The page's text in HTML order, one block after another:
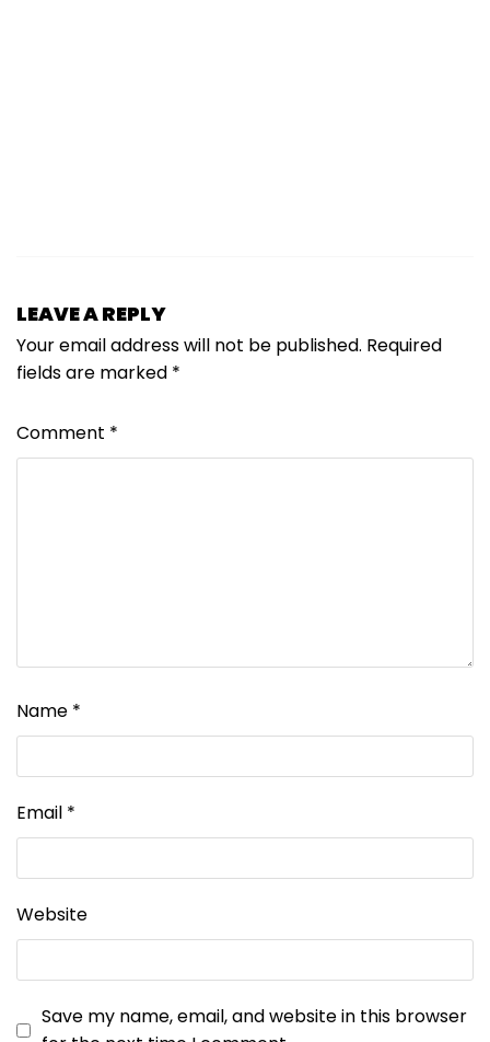
LEAVE A REPLY
Your email address will not be published. Required
fields are marked *
Comment *
Name *
Email *
Website
Save my name, email, and website in this browser